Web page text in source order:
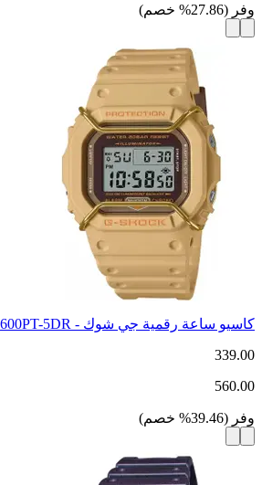
وفر (
27.86
% خصم)
كاسيو ساعة رقمية جي شوك - DW-5600PT-5DR
339.00
560.00
وفر (
39.46
% خصم)